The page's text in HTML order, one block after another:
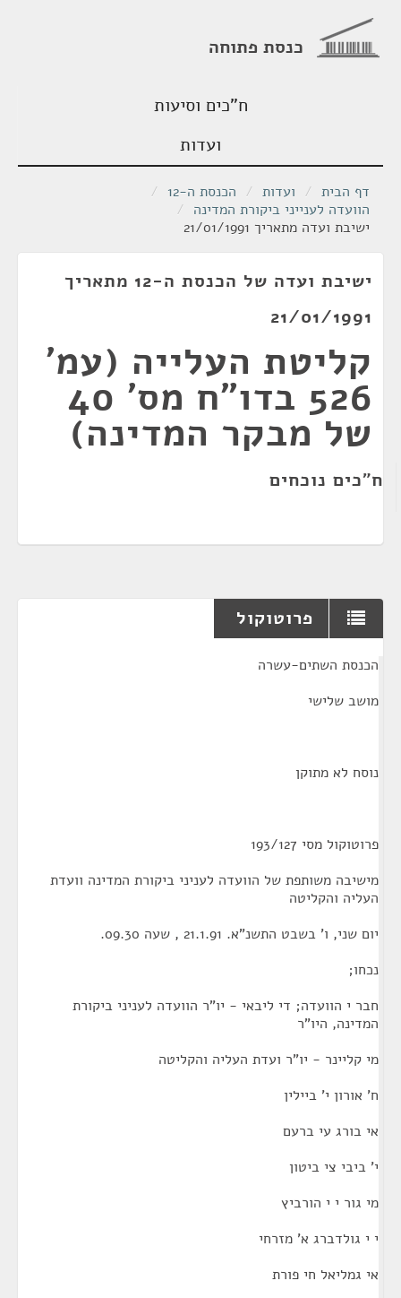
כנסת פתוחה
ח"כים וסיעות
ועדות
דף הבית / ועדות / הכנסת ה-12
/
הוועדה לענייני ביקורת המדינה /
ישיבת ועדה מתאריך 21/01/1991
ישיבת ועדה של הכנסת ה-12 מתאריך
21/01/1991
קליטת העלייה (עמ'
526 בדו"ח מס' 40
של מבקר המדינה)
ח"כים נוכחים
פרוטוקול
הכנסת השתים-עשרה
מושב שלישי
נוסח לא מתוקן
פרוטוקול מסי 193/127
מישיבה משותפת של הוועדה לעניני ביקורת המדינה וועדת
העליה והקליטה
יום שני, ו' בשבט התשנ"א. 21.1.91 , שעה 09.30.
נכחו;
חבר י הוועדה; די ליבאי - יו"ר הוועדה לעניני ביקורת
המדינה, היו"ר
מי קליינר - יו"ר ועדת העליה והקליטה
ח' אורון י' ביילין
אי בורג עי ברעם
י' ביבי צי ביטון
מי גור י י הורביץ
י י גולדברג א' מזרחי
אי גמליאל חי פורת